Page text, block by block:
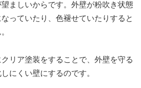
ましいからです。外壁が粉吹き状態
なっていたり、色褪せていたりすると
リア塗装をすることで、外壁を守る
にくい壁にするのです。